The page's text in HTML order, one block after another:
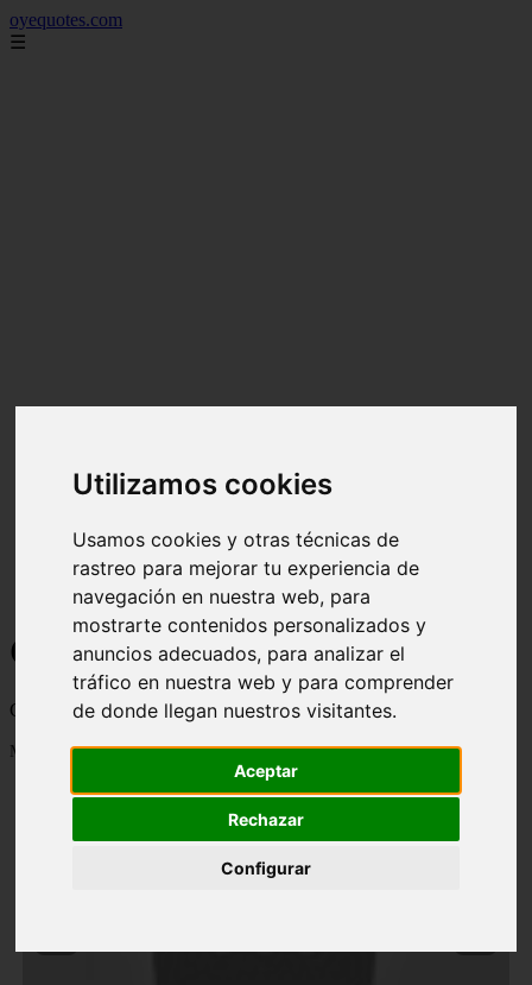
Utilizamos cookies
Usamos cookies y otras técnicas de
rastreo para mejorar tu experiencia de
navegación en nuestra web, para
mostrarte contenidos personalizados y
anuncios adecuados, para analizar el
tráfico en nuestra web y para comprender
de donde llegan nuestros visitantes.
Aceptar
Rechazar
Configurar
oyequotes.com
☰
Curiosidades y Sabias que
Cosas curiosas, curiosidades, noticias impactantes y mucho mas
Mostrando 1 - 24 de 2833 artículos